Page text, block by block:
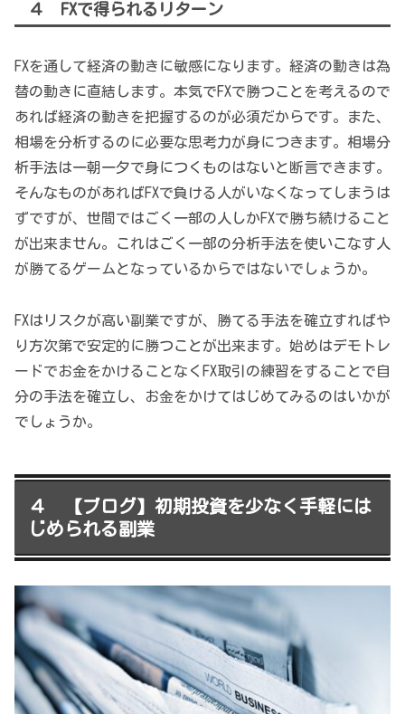
４ FXで得られるリターン
FXを通して経済の動きに敏感になります。経済の動きは為
替の動きに直結します。本気でFXで勝つことを考えるので
あれば経済の動きを把握するのが必須だからです。また、
相場を分析するのに必要な思考力が身につきます。相場分
析手法は一朝一夕で身につくものはないと断言できます。
そんなものがあればFXで負ける人がいなくなってしまうは
ずですが、世間ではごく一部の人しかFXで勝ち続けること
が出来ません。これはごく一部の分析手法を使いこなす人
が勝てるゲームとなっているからではないでしょうか。
FXはリスクが高い副業ですが、勝てる手法を確立すればや
り方次第で安定的に勝つことが出来ます。始めはデモトレ
ードでお金をかけることなくFX取引の練習をすることで自
分の手法を確立し、お金をかけてはじめてみるのはいかが
でしょうか。
４ 【ブログ】初期投資を少なく手軽には
じめられる副業